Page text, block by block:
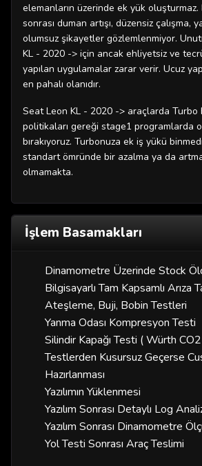
elemanların üzerinde ek yük oluşturmaz.
sonrası duman artışı, düzensiz çalışma,
olumsuz şikayetler gözlemlenmiyor.
KL - 2020 -> için ancak ehliyetsiz ve
yapılan uygulamalar zarar verir. Ucuz
en pahalı olanıdır.
Seat Leon KL - 2020 -> araçlarda Turbo
politikaları gereği stage1 programlarda
bırakıyoruz. Turbonuza ek iş yükü
standart ömründe bir azalma ya da
olmamakta.
İşlem Basamakları
Dinamometre Üzerinde Stock
Bilgisayarlı Tam Kapsamlı Arıza
Ateşleme, Buji, Bobin Testleri
Yanma Odası Kompresyon Testi
Silindir Kapağı Testi ( Würth
Testlerden Kusursuz Geçerse
Hazırlanması
Yazılımın Yüklenmesi
Yazılım Sonrası Detaylı Log
Yazılım Sonrası Dinamometre
Yol Testi Sonrası Araç Teslimi